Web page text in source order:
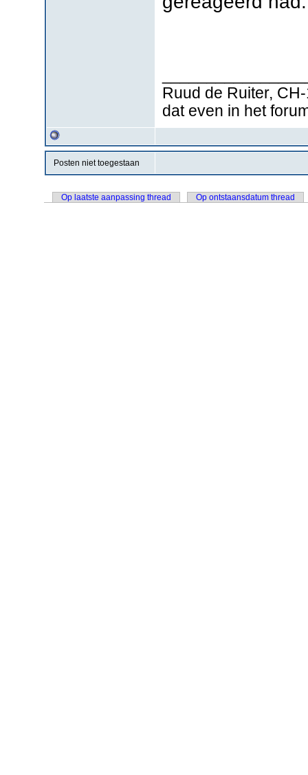
Ruud de Ruiter,
dat even in het
Posten niet toegestaan
Op laatste aanpassing thread Op ontstaansdatum thread